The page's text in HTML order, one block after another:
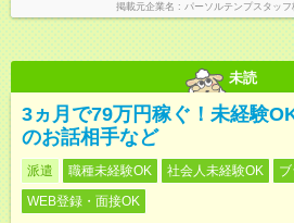
掲載元企業名 パーソルテンプスタッ
未読
3ヵ月で79万円稼ぐ！未経験
のお話相手など
派遣 職種未経験OK 社会人未経験OK
WEB登録・面接OK